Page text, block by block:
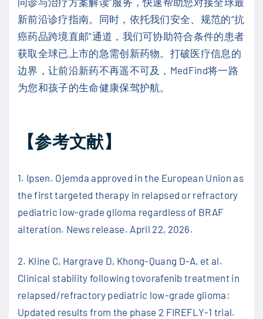
新前沿诊疗指南。同时，依托我们安全、规范的“抗
癌药品跨境直邮”通道，我们可协助符合条件的患者
获取全球已上市的急需创新药物。打破医疗信息的
边界，让前沿新药不再遥不可及，MedFind将一路
为您和孩子的生命健康保驾护航。
【参考文献】
1. Ipsen. Ojemda approved in the European Union as
the first targeted therapy in relapsed or refractory
pediatric low-grade glioma regardless of BRAF
alteration. News release. April 22, 2026.
2. Kline C, Hargrave D, Khong-Quang D-A, et al.
Clinical stability following tovorafenib treatment in
relapsed/refractory pediatric low-grade glioma:
Updated results from the phase 2 FIREFLY-1 trial.